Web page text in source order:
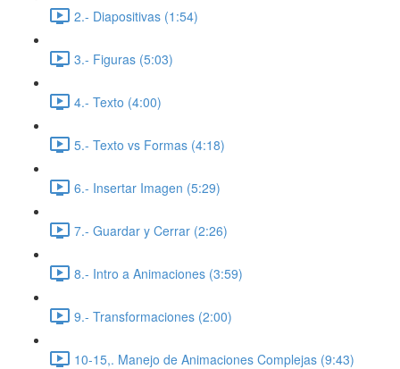
2.- Diapositivas (1:54)
3.- Figuras (5:03)
4.- Texto (4:00)
5.- Texto vs Formas (4:18)
6.- Insertar Imagen (5:29)
7.- Guardar y Cerrar (2:26)
8.- Intro a Animaciones (3:59)
9.- Transformaciones (2:00)
10-15,. Manejo de Animaciones Complejas (9:43)